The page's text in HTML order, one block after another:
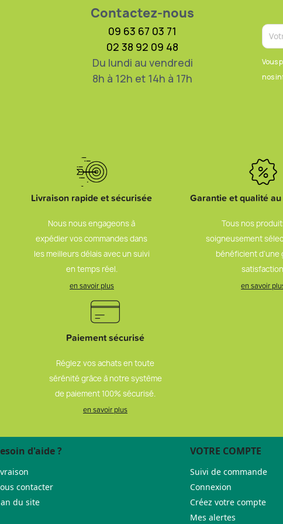
Contactez-nous
09 63 67 03 71
02 38 92 09 48
Du lundi au vendredi
8h à 12h et 14h à 17h
Vous
nos
Livraison rapide et sécurisée
Nous nous engageons à
expédier vos commandes dans
les meilleurs délais avec un suivi
en temps réel.
en savoir plus
Garantie et qualité
Tous nos
soigneusement
bénéficient d’une
en savoir
Paiement sécurisé
Réglez vos achats en toute
sérénité grâce à notre système
de paiement 100% sécurisé.
en savoir plus
d'aide ?
contacter
du site
VOTRE COMPTE
Suivi de commande
Connexion
Créez votre compte
Mes alertes